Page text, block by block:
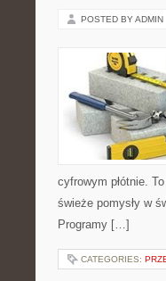
POSTED BY ADMIN
cyfrowym płótnie.
świeże pomysły w
Programy […]
CATEGORIES: